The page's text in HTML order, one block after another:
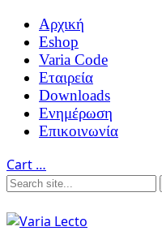
Αρχική
Eshop
Varia Code
Εταιρεία
Downloads
Ενημέρωση
Επικοινωνία
Cart …